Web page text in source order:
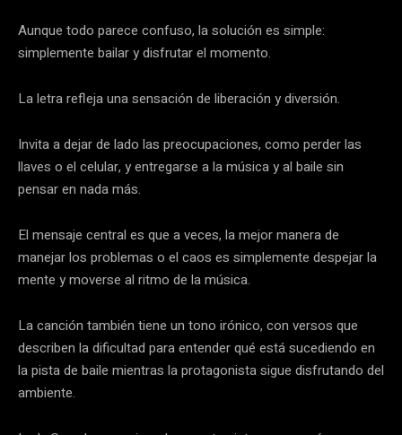
Aunque todo parece confuso, la solución es simple:
simplemente bailar y disfrutar el momento.
La letra refleja una sensación de liberación y diversión.
Invita a dejar de lado las preocupaciones, como perder las
llaves o el celular, y entregarse a la música y al baile sin
pensar en nada más.
El mensaje central es que a veces, la mejor manera de
manejar los problemas o el caos es simplemente despejar la
mente y moverse al ritmo de la música.
La canción también tiene un tono irónico, con versos que
describen la dificultad para entender qué está sucediendo en
la pista de baile mientras la protagonista sigue disfrutando del
ambiente.